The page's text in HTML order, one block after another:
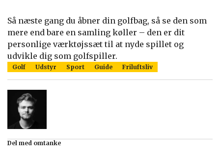
Så næste gang du åbner din golfbag, så se den som
mere end bare en samling køller – den er dit
personlige værktøjssæt til at nyde spillet og
udvikle dig som golfspiller.
Golf Udstyr Sport Guide Friluftsliv
Del med omtanke